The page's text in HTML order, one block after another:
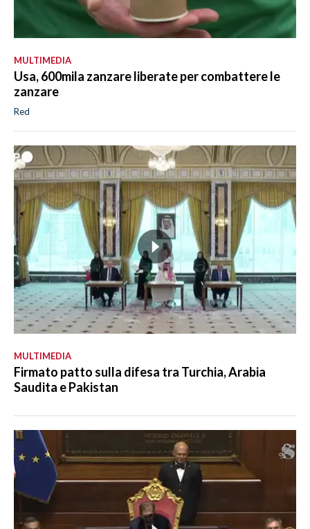
MULTIMEDIA
Usa, 600mila zanzare liberate per combattere le
zanzare
Red
MULTIMEDIA
Firmato patto sulla difesa tra Turchia, Arabia
Saudita e Pakistan